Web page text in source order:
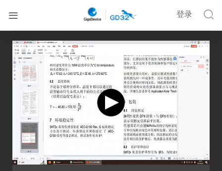
 
登录
首页 GD32F470·立创梁山派零基础入门开发教程